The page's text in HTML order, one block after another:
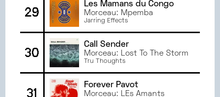
29
Les Mamans du Congo
Morceau: Mpemba
Jarring Effects
30
Call Sender
Morceau: Lost To The Storm
Tru Thoughts
31
Forever Pavot
Morceau: LEs Amants